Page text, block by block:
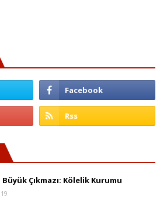
Büyük Çıkmazı: Kölelik Kurumu